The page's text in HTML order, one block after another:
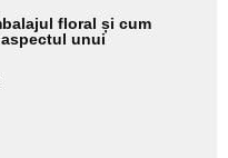
floral și cum
unui